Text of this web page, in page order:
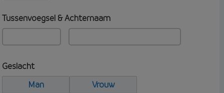
Tussenvoegsel & Achternaam
Geslacht
Man
Vrouw